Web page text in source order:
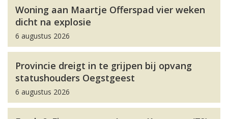
Woning aan Maartje Offerspad vier weken
dicht na explosie
6 augustus 2026
Provincie dreigt in te grijpen bij opvang
statushouders Oegstgeest
6 augustus 2026